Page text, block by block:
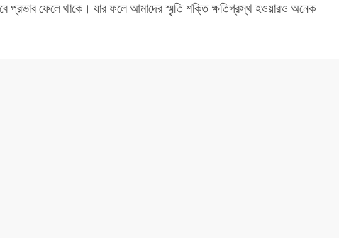
প্রভাব ফেলে থাকে। যার ফলে আমাদের স্মৃতি শক্তি ক্ষতিগ্রস্থ হওয়ারও অনেক